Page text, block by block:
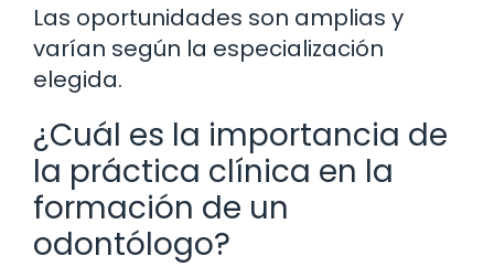
Las oportunidades son amplias y
varían según la especialización
elegida.
¿Cuál es la importancia de
la práctica clínica en la
formación de un
odontólogo?